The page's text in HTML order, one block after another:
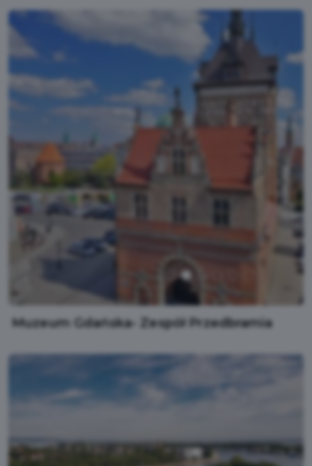
Muzeum Gdańska- Zespół Przedbramia